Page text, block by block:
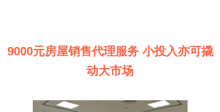
9000元房屋销售代理服务 小投入亦可撬
动大市场